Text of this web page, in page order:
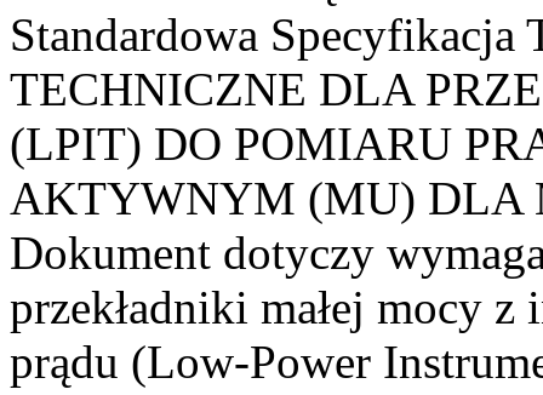
Standardowa
TECHNICZNE DLA
(LPIT) DO POMIARU
AKTYWNYM (MU) DLA
Dokument dotyczy
przekładniki małej mocy
prądu (Low-Power